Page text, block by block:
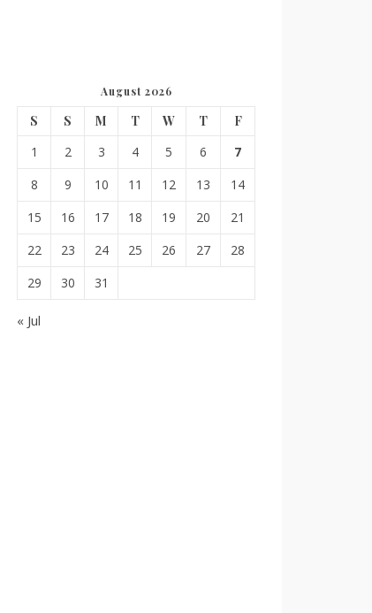
August 2026
S S M T W T
F
1
2 3 4 5 6
7
8
9 10 11 12 13
14
15
16 17 18 19 20
21
22
23 24 25 26 27
28
29
30 31
« Jul